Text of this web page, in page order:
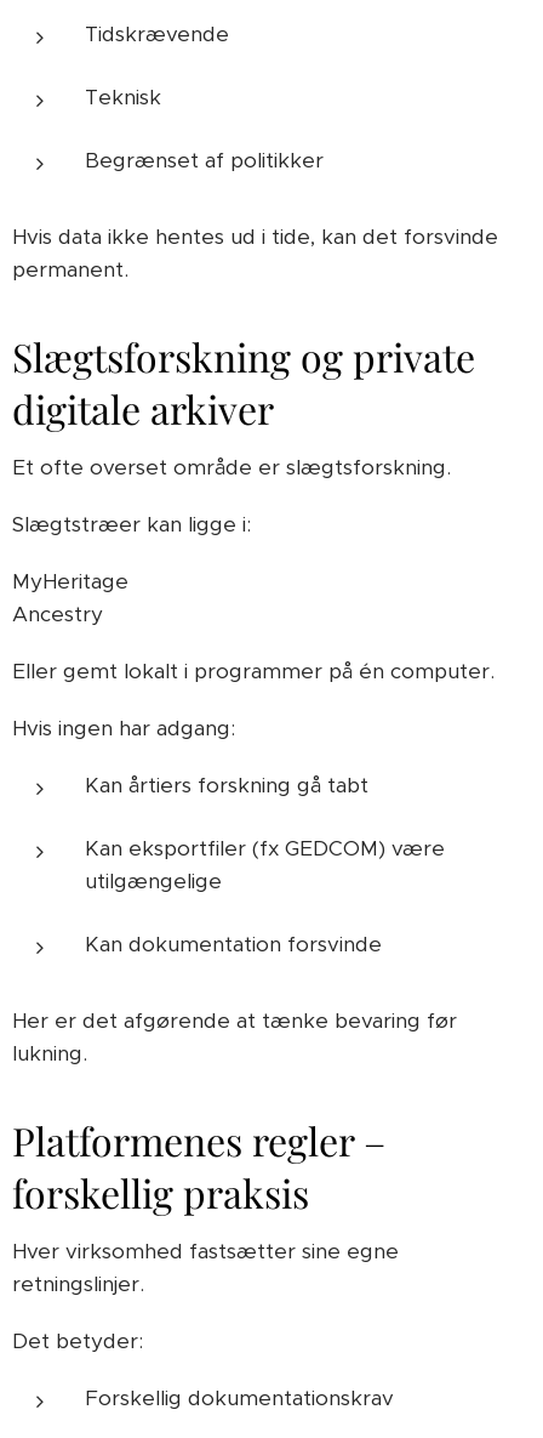
Tidskrævende
Teknisk
Begrænset af politikker
Hvis data ikke hentes ud i tide, kan det forsvinde
permanent.
Slægtsforskning og private
digitale arkiver
Et ofte overset område er slægtsforskning.
Slægtstræer kan ligge i:
MyHeritage
Ancestry
Eller gemt lokalt i programmer på én computer.
Hvis ingen har adgang:
Kan årtiers forskning gå tabt
Kan eksportfiler (fx GEDCOM) være
utilgængelige
Kan dokumentation forsvinde
Her er det afgørende at tænke bevaring før
lukning.
Platformenes regler –
forskellig praksis
Hver virksomhed fastsætter sine egne
retningslinjer.
Det betyder:
Forskellig dokumentationskrav